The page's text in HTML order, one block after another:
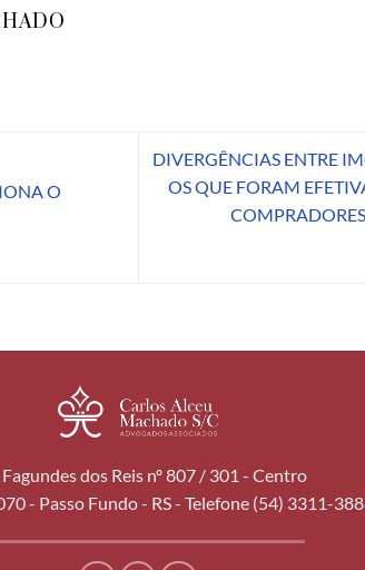
O
DIVERGÊNCIAS ENTRE
OS QUE FORAM
Fagundes dos Reis nº 807 / 301 - Centro
- Passo Fundo - RS - Telefone (54) 3311-